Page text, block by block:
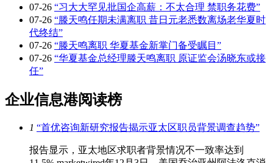
07-26 “习大大罕见批国企高薪：不太合理 禁职务花费”
07-26 “滕天鸣任期未满离职 昔日元老悉数离场老华夏时
代终结”
07-26 “滕天鸣离职 华夏基金新掌门备受瞩目”
07-26 “华夏基金总经理滕天鸣离职 原证监会汤晓东或接
任”
企业信息港阅读榜
1 “首优咨询新研究报告揭示亚太区职员背景调查趋势”
报告显示，亚太地区求职者背景情况不一致率达到